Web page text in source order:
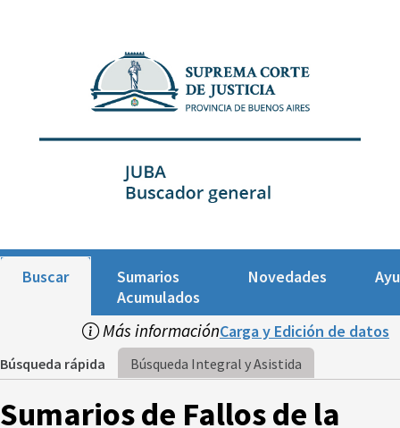
Buscar
Sumarios
Acumulados
Novedades
Más informaciónCarga y Edición de datos
Búsqueda rápida Búsqueda Integral y Asistida
Sumarios de Fallos de la